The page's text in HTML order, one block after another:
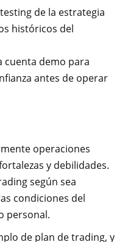
de la estrategia
históricos del
cuenta demo para
antes de operar
operaciones
y debilidades.
según sea
condiciones del
personal.
de plan de trading, y